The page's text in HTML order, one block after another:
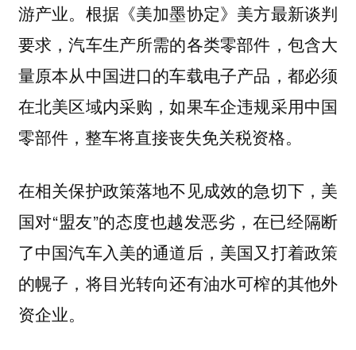
游产业。根据《美加墨协定》美方最新谈判
要求，汽车生产所需的各类零部件，包含大
量原本从中国进口的车载电子产品，都必须
在北美区域内采购，如果车企违规采用中国
零部件，整车将直接丧失免关税资格。
在相关保护政策落地不见成效的急切下，美
国对“盟友”的态度也越发恶劣，在已经隔断
了中国汽车入美的通道后，美国又打着政策
的幌子，将目光转向还有油水可榨的其他外
资企业。